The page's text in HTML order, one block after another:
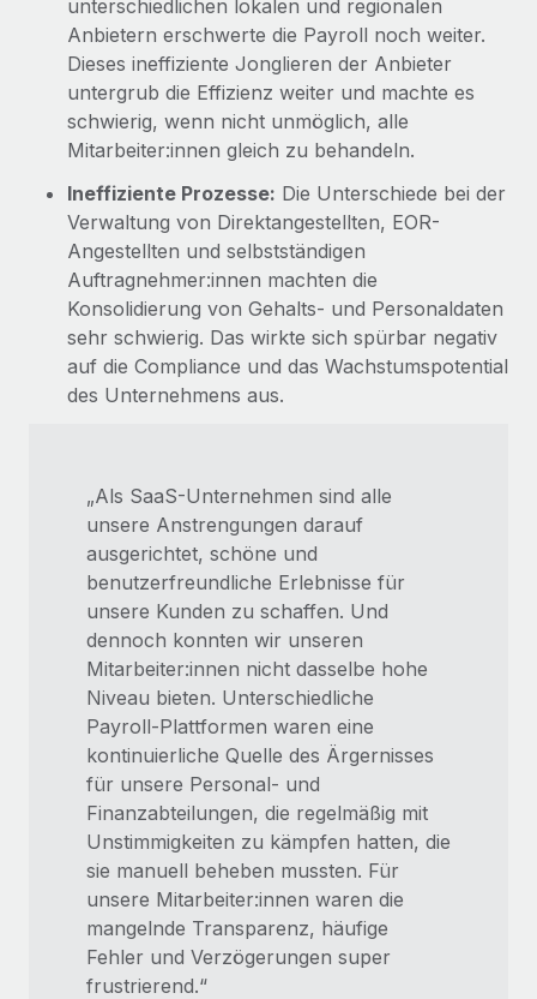
unterschiedlichen lokalen und regionalen
Anbietern erschwerte die Payroll noch weiter.
Dieses ineffiziente Jonglieren der Anbieter
untergrub die Effizienz weiter und machte es
schwierig, wenn nicht unmöglich, alle
Mitarbeiter:innen gleich zu behandeln.
Ineffiziente Prozesse: Die Unterschiede bei der
Verwaltung von Direktangestellten, EOR-
Angestellten und selbstständigen
Auftragnehmer:innen machten die
Konsolidierung von Gehalts- und Personaldaten
sehr schwierig. Das wirkte sich spürbar negativ
auf die Compliance und das Wachstumspotential
des Unternehmens aus.
„Als SaaS-Unternehmen sind alle
unsere Anstrengungen darauf
ausgerichtet, schöne und
benutzerfreundliche Erlebnisse für
unsere Kunden zu schaffen. Und
dennoch konnten wir unseren
Mitarbeiter:innen nicht dasselbe hohe
Niveau bieten. Unterschiedliche
Payroll-Plattformen waren eine
kontinuierliche Quelle des Ärgernisses
für unsere Personal- und
Finanzabteilungen, die regelmäßig mit
Unstimmigkeiten zu kämpfen hatten, die
sie manuell beheben mussten. Für
unsere Mitarbeiter:innen waren die
mangelnde Transparenz, häufige
Fehler und Verzögerungen super
frustrierend.“